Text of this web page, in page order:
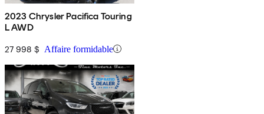
2023 Chrysler Pacifica Touring
L AWD
27 998 $ Affaire formidable